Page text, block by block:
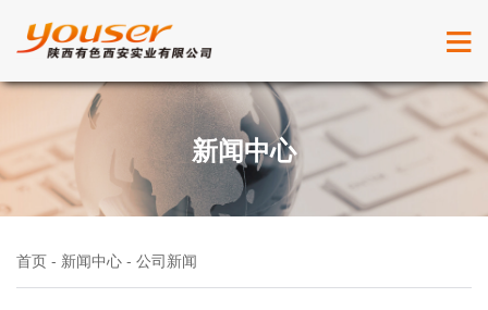
新闻中心
首页 - 新闻中心 - 公司新闻